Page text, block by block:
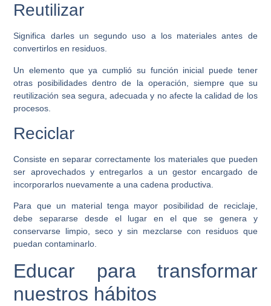
Reutilizar
Significa darles un segundo uso a los materiales antes de
convertirlos en residuos.
Un elemento que ya cumplió su función inicial puede tener
otras posibilidades dentro de la operación, siempre que su
reutilización sea segura, adecuada y no afecte la calidad de los
procesos.
Reciclar
Consiste en separar correctamente los materiales que pueden
ser aprovechados y entregarlos a un gestor encargado de
incorporarlos nuevamente a una cadena productiva.
Para que un material tenga mayor posibilidad de reciclaje,
debe separarse desde el lugar en el que se genera y
conservarse limpio, seco y sin mezclarse con residuos que
puedan contaminarlo.
Educar para transformar
nuestros hábitos